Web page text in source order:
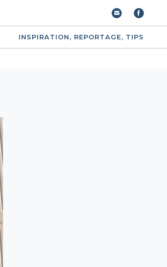
INSPIRATION, REPORTAGE, TIPS